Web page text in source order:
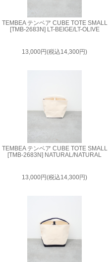
TEMBEA テンベア CUBE TOTE SMALL
[TMB-2683N] LT-BEIGE/LT-OLIVE
13,000円(税込14,300円)
TEMBEA テンベア CUBE TOTE SMALL
[TMB-2683N] NATURAL/NATURAL
13,000円(税込14,300円)